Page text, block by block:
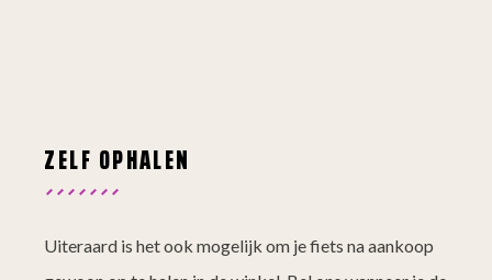
ZELF OPHALEN
Uiteraard is het ook mogelijk om je fiets na aankoop